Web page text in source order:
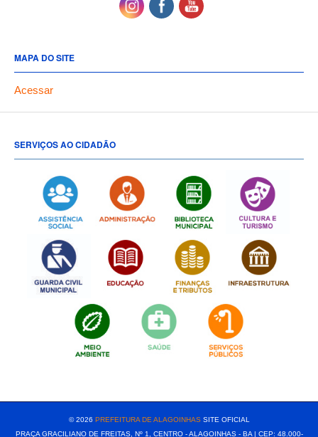
MAPA DO SITE
Acessar
SERVIÇOS AO CIDADÃO
© 2026 PREFEITURA DE ALAGOINHASSITE OFICIAL
PRAÇA GRACILIANO DE FREITAS, Nº 1, CENTRO - ALAGOINHAS - BA | CEP: 48.000-